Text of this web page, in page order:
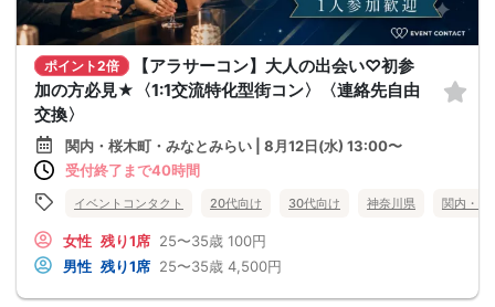
ポイント2倍
【アラサーコン】大人の出会い♡初参
加の方必見★〈1:1交流特化型街コン〉〈連絡先自由
交換〉
関内・桜木町・みなとみらい | 8月12日(水) 13:00〜
受付終了まで40時間
イベントコンタクト 20代向け 30代向け 神奈川県 関内・桜
女性 残り1席 25〜35歳 100円
男性 残り1席 25〜35歳 4,500円